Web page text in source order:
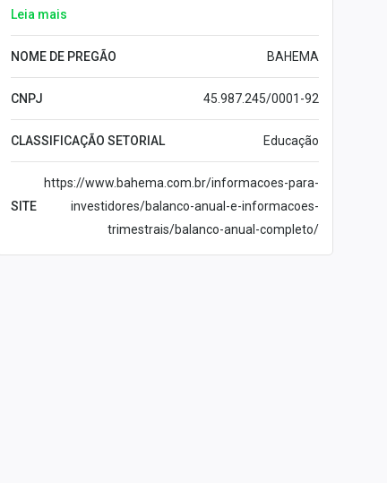
sua história longe das salas de aula, com a
venda implementos agrícolas. A partir de 2016, a
instituição passou a investir no setor
educacional.
A empresa possui diversas escolas espalhadas
pelo país, como o Colégio Bis em São Paulo,
companhia
Leia mais
NOME DE PREGÃO BAHEMA
CNPJ 45.987.245/0001-92
CLASSIFICAÇÃO SETORIAL Educação
SITE
https://www.bahema.com.br/informacoes-para-
investidores/balanco-anual-e-informacoes-
trimestrais/balanco-anual-completo/